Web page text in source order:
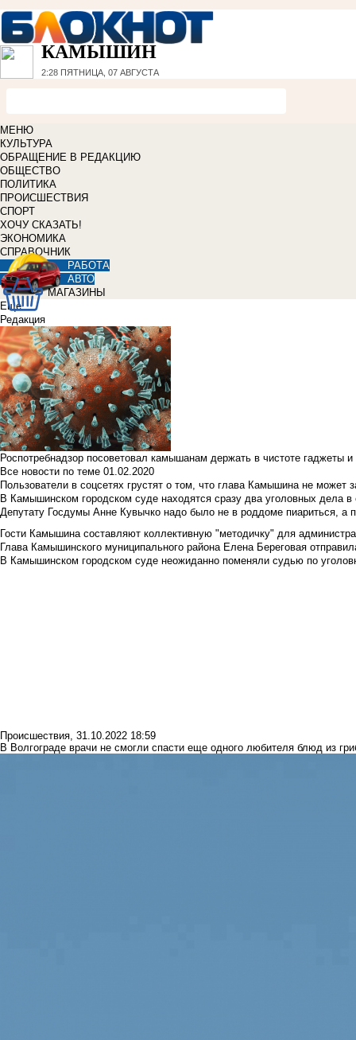
КАМЫШИН
2:28 ПЯТНИЦА, 07 АВГУСТА
МЕНЮ
КУЛЬТУРА
ОБРАЩЕНИЕ В РЕДАКЦИЮ
ОБЩЕСТВО
ПОЛИТИКА
ПРОИСШЕСТВИЯ
СПОРТ
ХОЧУ СКАЗАТЬ!
ЭКОНОМИКА
СПРАВОЧНИК
РАБОТА
АВТО
МАГАЗИНЫ
Еще
Редакция
Роспотребнадзор посоветовал камышанам держать в чистоте гаджеты
Все новости по теме 01.02.2020
Пользователи в соцсетях грустят о том, что глава Камышина не может
В Камышинском городском суде находятся сразу два уголовных дела
Депутату Госдумы Анне Кувычко надо было не в роддоме пиариться, а
Гости Камышина составляют коллективную "методичку" для
Глава Камышинского муниципального района Елена Береговая
В Камышинском городском суде неожиданно поменяли судью по
Происшествия, 31.10.2022 18:59
В Волгограде врачи не смогли спасти еще одного любителя блюд из